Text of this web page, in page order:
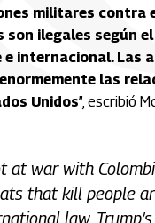
militares contra
son ilegales según
internacional. Las
las
Unidos”, escribió
at war with
that kill people
law.